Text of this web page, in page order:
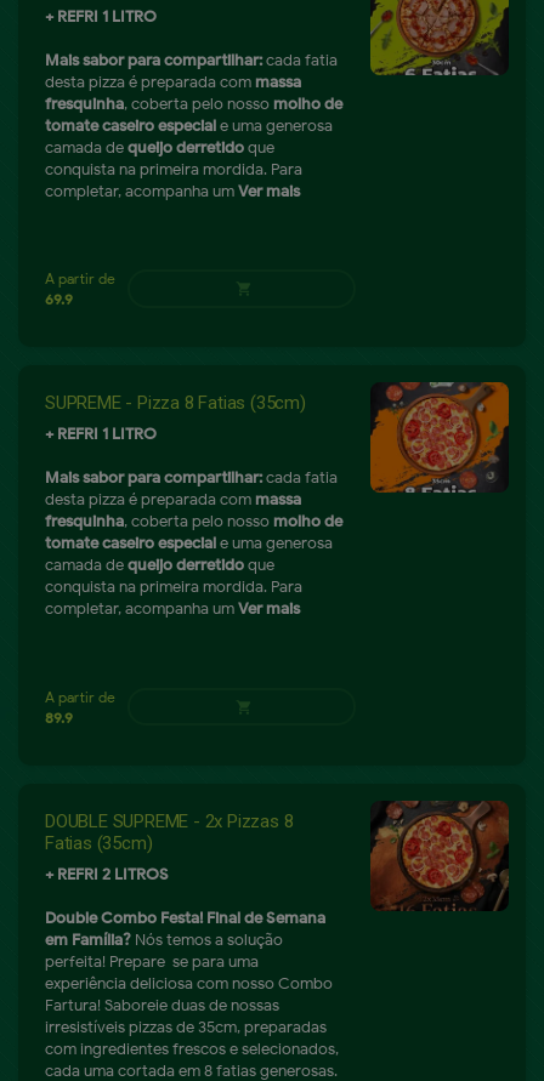
remove add 59.9 shopping_cart
+ REFRI 1 LITRO
Mais sabor para compartilhar:cada fatia
desta pizza é preparada com massa
fresquinha, coberta pelo nosso molho de
tomate caseiro especiale uma generosa
camada dequeijo derretidoque
conquista na primeira mordida. Para
completar, acompanha umVer mais
SUPREME - Pizza 8 Fatias (35cm)
+ REFRI 1 LITRO
Mais sabor para compartilhar:cada fatia
desta pizza é preparada com massa
fresquinha, coberta pelo nosso molho de
tomate caseiro especiale uma generosa
camada dequeijo derretidoque
conquista na primeira mordida. Para
completar, acompanha umVer mais
DOUBLE SUPREME - 2x Pizzas 8
Fatias (35cm)
+ REFRI 2 LITROS
Double Combo Festa! Final de Semana
em Família? Nós temos a solução
perfeita! Prepare-se para uma
experiência deliciosa com nosso Combo
Fartura! Saboreie duas de nossas
irresistíveis pizzas de 35cm, preparadas
com ingredientes frescos e selecionados,
cada uma cortada em 8 fatias generosas.